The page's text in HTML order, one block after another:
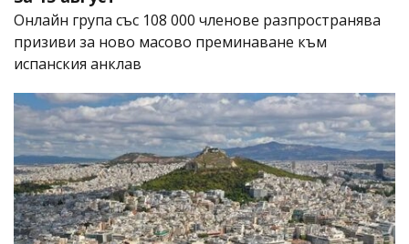
Онлайн група със 108 000 членове разпространява
призиви за ново масово преминаване към
испанския анклав